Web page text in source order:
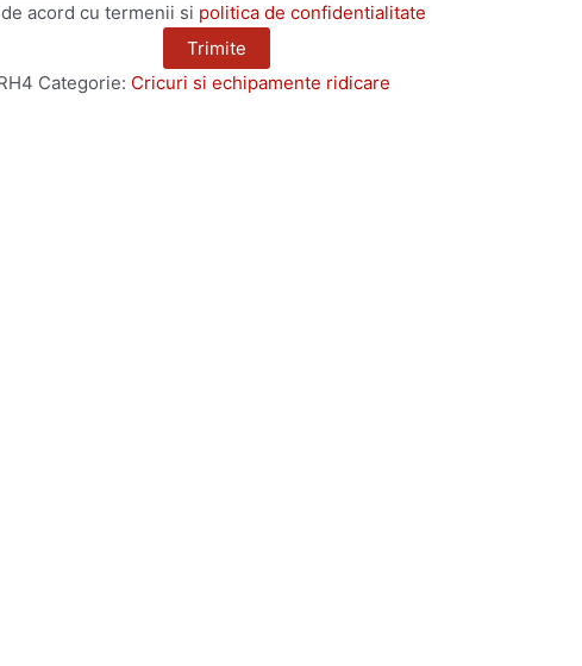
acord cu termenii si politica de confidentialitate
Categorie: Cricuri si echipamente ridicare